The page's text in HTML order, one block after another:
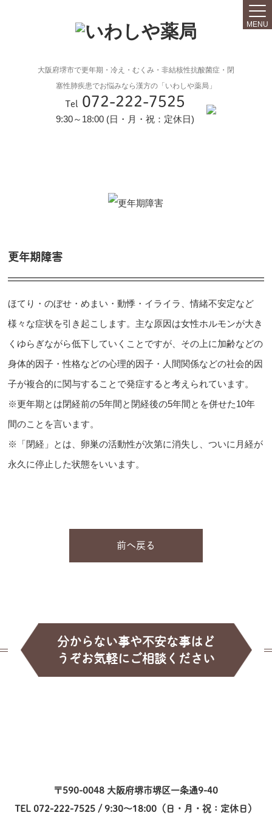
大阪府堺市で更年期・冷え・むくみ・非結核性抗酸菌症・閉
塞性肺疾患でお悩みなら漢方の「いわしや薬局」
Tel 072-222-7525
9:30～18:00 (日・月・祝：定休日)
MENU
更年期障害
ほてり・のぼせ・めまい・動悸・イライラ、情緒不安定など
様々な症状を引き起こします。主な原因は女性ホルモンが大き
くゆらぎながら低下していくことですが、その上に加齢などの
身体的因子・性格などの心理的因子・人間関係などの社会的因
子が複合的に関与することで発症すると考えられています。
※更年期とは閉経前の5年間と閉経後の5年間とを併せた10年
間のことを言います。
※「閉経」とは、卵巣の活動性が次第に消失し、ついに月経が
永久に停止した状態をいいます。
前へ戻る
分からない事や不安な事はど
うぞお気軽にご相談ください
〒590-0048 大阪府堺市堺区一条通9-40
TEL 072-222-7525 / 9:30～18:00（日・月・祝：定休日）